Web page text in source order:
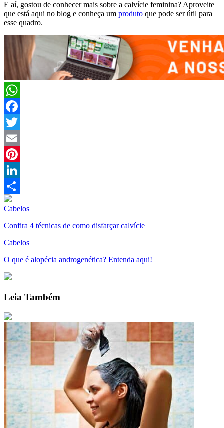
E aí, gostou de conhecer mais sobre a calvície feminina? Aproveite
que está aqui no blog e conheça um produto que pode ser útil para
esse quadro.
WhatsApp
Facebook
Twitter
Email
Pinterest
LinkedIn
Compartilhar
Cabelos
Confira 4 técnicas de como disfarçar calvície
Cabelos
O que é alopécia androgenética? Entenda aqui!
Leia Também